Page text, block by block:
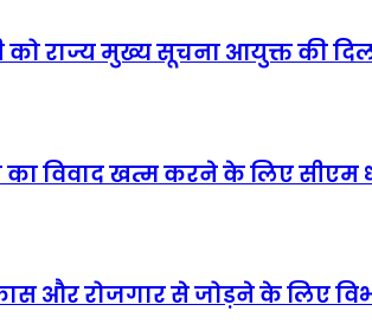
को राज्य मुख्य सूचना आयुक्त की
का विवाद खत्म करने के लिए सीएम
और रोजगार से जोड़ने के लिए